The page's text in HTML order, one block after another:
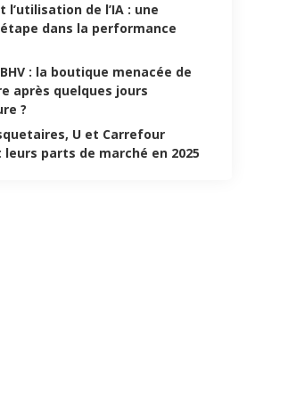
l’utilisation de l’IA : une
dans la performance
: la boutique menacée de
après quelques jours
?
U et Carrefour
parts de marché en 2025